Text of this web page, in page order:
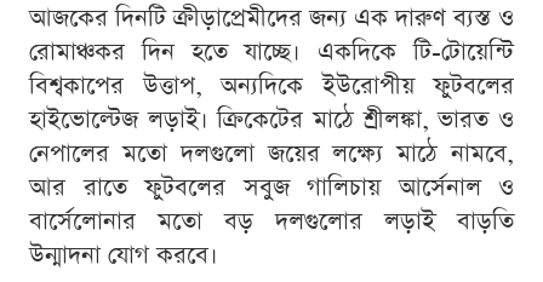
আজকের দিনটি ক্রীড়াপ্রেমীদের জন্য এক দারুণ ব্যস্ত ও
রোমাঞ্চকর দিন হতে যাচ্ছে। একদিকে টি-টোয়েন্টি
বিশ্বকাপের উত্তাপ, অন্যদিকে ইউরোপীয় ফুটবলের
হাইভোল্টেজ লড়াই। ক্রিকেটের মাঠে শ্রীলঙ্কা, ভারত ও
নেপালের মতো দলগুলো জয়ের লক্ষ্যে মাঠে নামবে,
আর রাতে ফুটবলের সবুজ গালিচায় আর্সেনাল ও
বার্সেলোনার মতো বড় দলগুলোর লড়াই বাড়তি
উন্মাদনা যোগ করবে।